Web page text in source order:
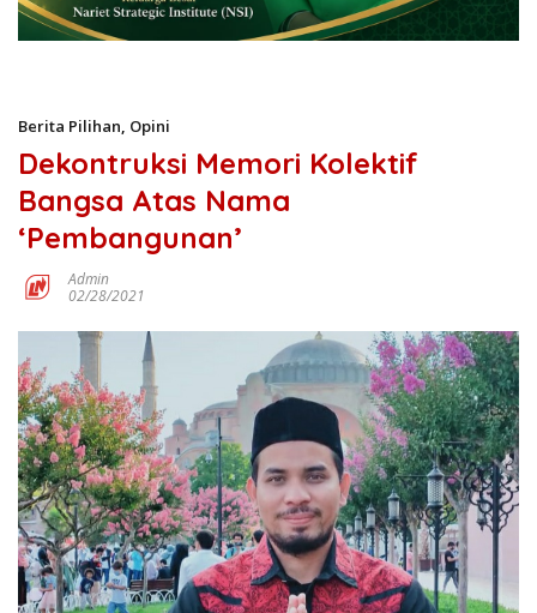
Berita Pilihan, Opini
Dekontruksi Memori Kolektif
Bangsa Atas Nama
‘Pembangunan’
Admin
02/28/2021